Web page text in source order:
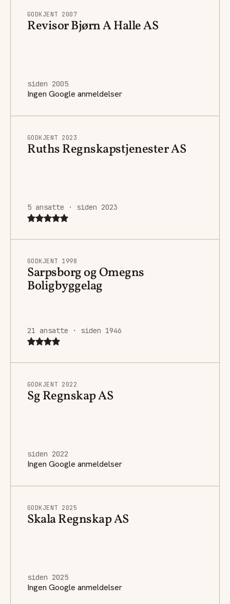
GODKJENT 2007
Revisor Bjørn A Halle AS
siden 2005
Ingen Google anmeldelser
GODKJENT 2023
Ruths Regnskapstjenester AS
5 ansatte · siden 2023
GODKJENT 1998
Sarpsborg og Omegns
Boligbyggelag
21 ansatte · siden 1946
GODKJENT 2022
Sg Regnskap AS
siden 2022
Ingen Google anmeldelser
GODKJENT 2025
Skala Regnskap AS
siden 2025
Ingen Google anmeldelser